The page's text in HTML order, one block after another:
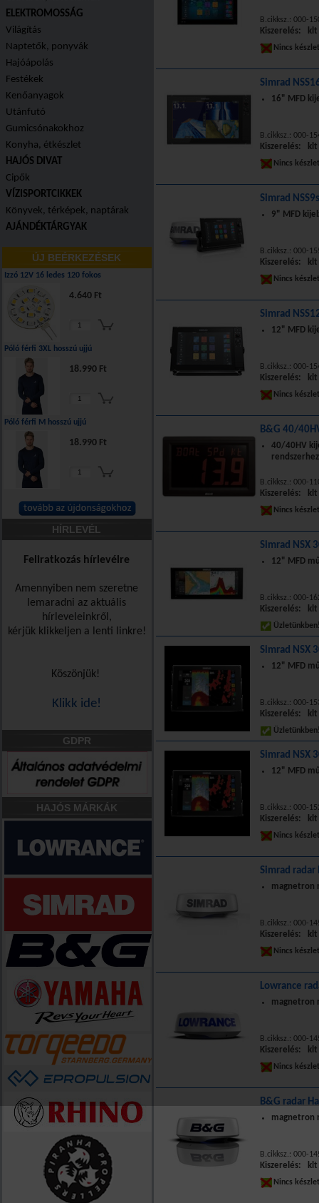
ELEKTROMOSSÁG
Világítás
Naptetők, ponyvák
Hajóápolás
Festékek
Kenőanyagok
Utánfutó
Gumicsónakokhoz
Konyha, étkészlet
HAJÓS DIVAT
Cipők
VÍZISPORTCIKKEK
Könyvek, térképek, naptárak
AJÁNDÉKTÁRGYAK
ÚJ BEÉRKEZÉSEK
Izzó 12V 16 ledes 120 fokos
4.640 Ft
Póló férfi 3XL hosszú ujjú
18.990 Ft
Póló férfi M hosszú ujjú
18.990 Ft
HÍRLEVÉL
Feliratkozás hírlevélre
Amennyiben nem szeretne
lemaradni az aktuális
hírleveleinkről,
kérjük klikkeljen a lenti linkre!
Köszönjük!
Klikk ide!
GDPR
HAJÓS MÁRKÁK
B.cikksz.: 000-
Kiszerelés: klt
Nincs
Simrad
16" MFD
B.cikksz.: 000-
Kiszerelés: klt
Nincs
Simrad
9" MFD
B.cikksz.: 000-
Kiszerelés: klt
Nincs
Simrad
12" MFD
B.cikksz.: 000-
Kiszerelés: klt
Nincs
B&G 40/
40/40HV
rendszerhez
B.cikksz.: 000-
Kiszerelés: klt
Nincs
Simrad NSX
12" MFD
B.cikksz.: 000-
Kiszerelés: klt
Simrad NSX
12" MFD
B.cikksz.: 000-
Kiszerelés: klt
Simrad NSX
12" MFD
B.cikksz.: 000-
Kiszerelés: klt
Nincs
Simrad radar
magnetron
B.cikksz.: 000-
Kiszerelés: klt
Nincs
Lowrance
magnetron
B.cikksz.: 000-
Kiszerelés: klt
Nincs
B&G radar
magnetron
B.cikksz.: 000-
Kiszerelés: klt
Nincs